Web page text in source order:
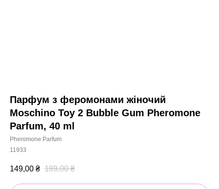
Парфум з феромонами жіночий
Moschino Toy 2 Bubble Gum Pheromone
Parfum, 40 ml
Pheromone Parfum
11933
149,00 ₴ 189,00 ₴